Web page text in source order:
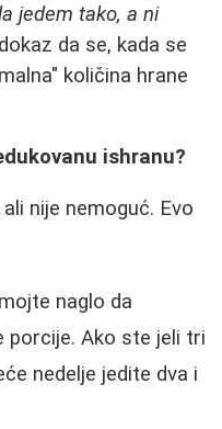
jedem tako, a ni
da se, kada se
količina hrane
ishranu?
nije nemoguć. Evo
naglo da
porcije. Ako ste jeli tri
nedelje jedite dva i